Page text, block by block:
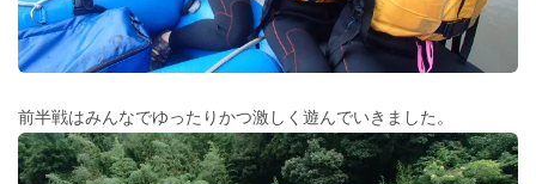
前半戦はみんなでゆったりかつ激しく遊んでいきました。